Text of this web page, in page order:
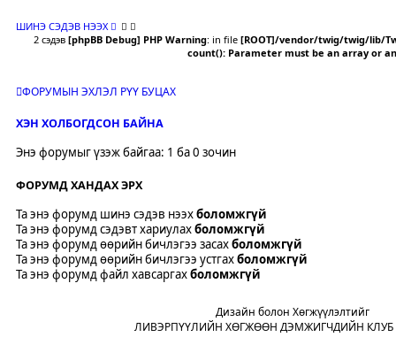
ШИНЭ СЭДЭВ НЭЭХ
2 сэдэв [phpBB Debug] PHP Warning: in file [ROOT]/vendor/twig/twig/lib/
count(): Parameter must be an array or
ФОРУМЫН ЭХЛЭЛ РҮҮ БУЦАХ
ХЭН ХОЛБОГДСОН БАЙНА
Энэ форумыг үзэж байгаа: 1 ба 0 зочин
ФОРУМД ХАНДАХ ЭРХ
Та энэ форумд шинэ сэдэв нээхболомжгүй
Та энэ форумд сэдэвт хариулахболомжгүй
Та энэ форумд өөрийн бичлэгээ засахболомжгүй
Та энэ форумд өөрийн бичлэгээ устгахболомжгүй
Та энэ форумд файл хавсаргахболомжгүй
Дизайн болон Хөгжүүлэлтийг
ЛИВЭРПҮҮЛИЙН ХӨГЖӨӨН ДЭМЖИГЧДИЙН КЛУБ